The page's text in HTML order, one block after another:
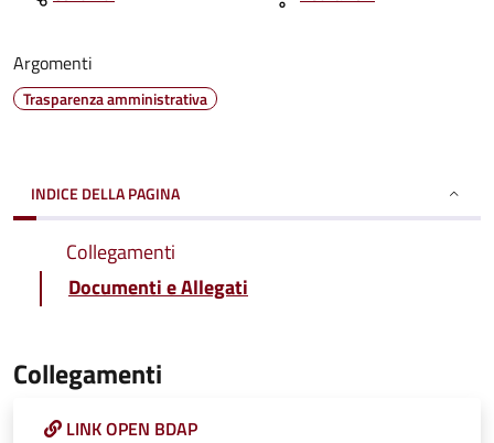
Argomenti
Trasparenza amministrativa
INDICE DELLA PAGINA
Collegamenti
Documenti e Allegati
Collegamenti
LINK OPEN BDAP